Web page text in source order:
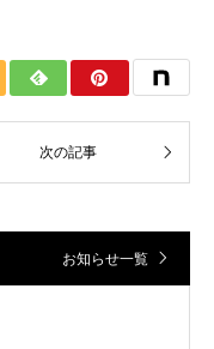
お知らせ一覧